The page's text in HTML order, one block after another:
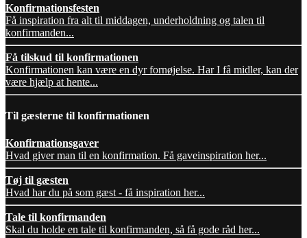
Konfirmationsfesten
Få inspiration fra alt til middagen, underholdning og talen til
konfirmanden...
Få tilskud til konfirmationen
Konfirmationen kan være en dyr fornøjelse. Har I få midler, kan der
være hjælp at hente...
Til gæsterne til konfirmationen
Konfirmationsgaver
Hvad giver man til en konfirmation. Få gaveinspiration her...
Tøj til gæsten
Hvad har du på som gæst - få inspiration her...
Tale til konfirmanden
Skal du holde en tale til konfirmanden, så få gode råd her...